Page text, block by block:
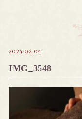
2024.02.04
IMG_3548